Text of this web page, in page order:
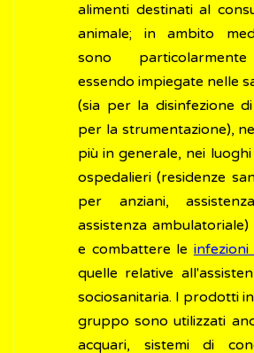
alimenti destinati al
animale; in ambito
sono
essendo impiegate nelle
(sia per la disinfezione
per la strumentazione),
più in generale, nei
ospedalieri (residenze
per anziani,
assistenza
e combattere le infezioni
quelle relative
sociosanitaria. I prodotti
gruppo sono utilizzati
acquari, sistemi di